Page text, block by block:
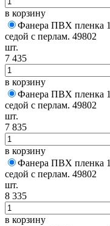
в корзину
Фанера ПВХ пленка 1
седой с перлам. 49802
шт.
7 435
в корзину
Фанера ПВХ пленка 1
седой с перлам. 49802
шт.
7 835
в корзину
Фанера ПВХ пленка 1
седой с перлам. 49802
шт.
8 335
в корзину